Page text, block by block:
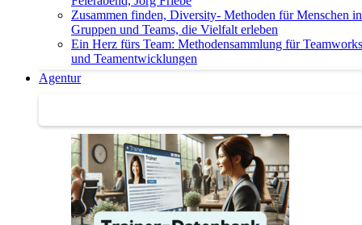
Zusammen finden, Diversity- Methoden für Menschen in
Gruppen und Teams, die Vielfalt erleben
Ein Herz fürs Team: Methodensammlung für
und Teamentwicklungen
Agentur